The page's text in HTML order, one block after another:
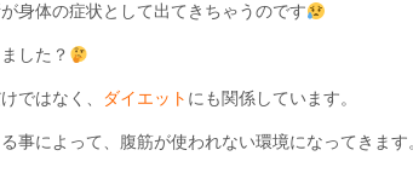
身体の症状として出てきちゃうのです
した？
ではなく、 ダイエット にも関係しています。
事によって、腹筋が使われない環境になってきます